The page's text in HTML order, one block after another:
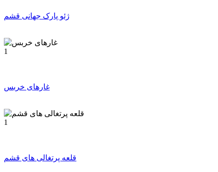
ژئو پارک جهانی قشم
1
غارهای خربس
1
قلعه پرتغالی های قشم